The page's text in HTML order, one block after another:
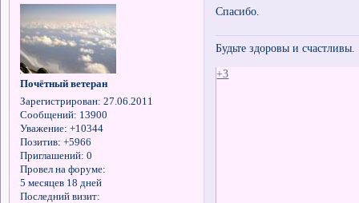
Почётный ветеран
Зарегистрирован: 27.06.2011
Сообщений: 13900
Уважение: +10344
Позитив: +5966
Приглашений: 0
Провел на форуме:
5 месяцев 18 дней
Последний визит:
Спасибо.
Будьте здоровы и счастливы.
+3